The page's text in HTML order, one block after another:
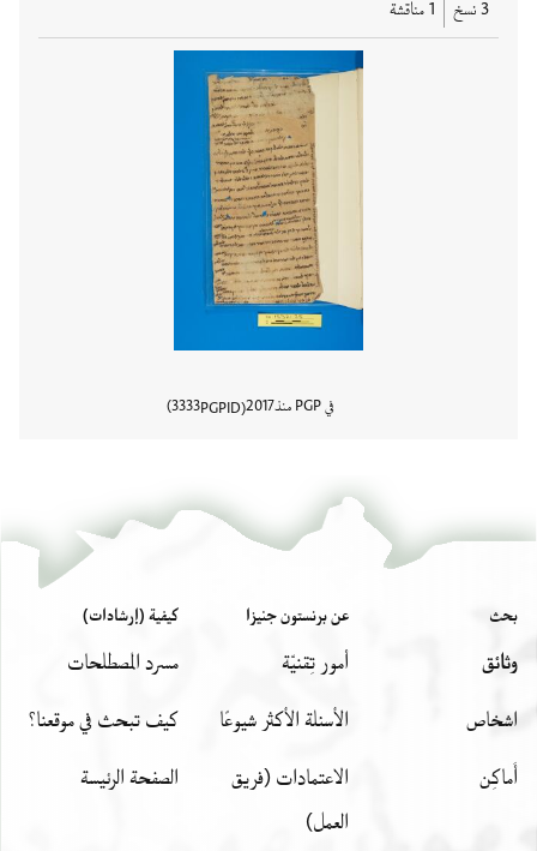
3 نسخ 1 مناقشة
في PGP منذ 2017
PGPID
3333
بحث
وثائق
اشخاص
أَماكِن
عن برنستون جنيزا
أمور تِقنيّة
الأسئلة الأكثر شيوعًا
الاعتمادات (فريق
العمل)
كيفية (إرشادات)
مسرد المصطلحات
كيف تبحث في موقعنا؟
الصفحة الرئيسة